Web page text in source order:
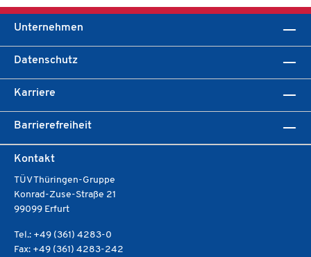
Unternehmen
Datenschutz
Karriere
Barrierefreiheit
Kontakt
TÜV Thüringen-Gruppe
Konrad-Zuse-Straße 21
99099 Erfurt
Tel.: +49 (361) 4283-0
Fax: +49 (361) 4283-242